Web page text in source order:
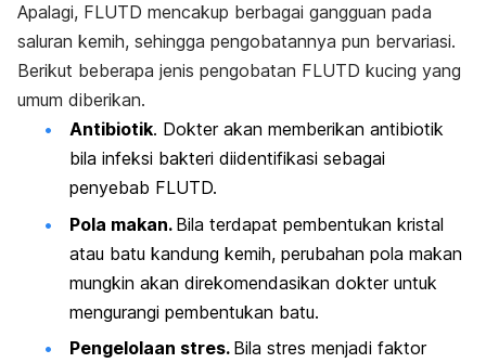
Apalagi, FLUTD mencakup berbagai gangguan pada
saluran kemih, sehingga pengobatannya pun bervariasi.
Berikut beberapa jenis pengobatan FLUTD kucing yang
umum diberikan.
Antibiotik. Dokter akan memberikan antibiotik
bila infeksi bakteri diidentifikasi sebagai
penyebab FLUTD.
Pola makan. Bila terdapat pembentukan kristal
atau batu kandung kemih, perubahan pola makan
mungkin akan direkomendasikan dokter untuk
mengurangi pembentukan batu.
Pengelolaan stres. Bila stres menjadi faktor